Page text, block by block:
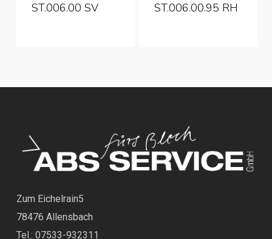
ST.006.00 SV ST.006.00.95 RH
Zum Eichelrain5
78476 Allensbach
Tel.: 07533-932311